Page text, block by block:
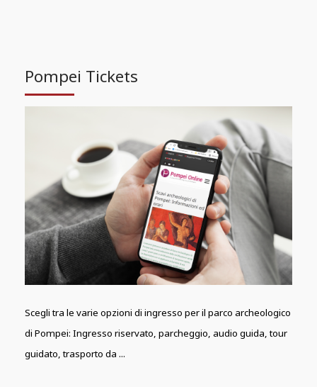
Pompei Tickets
Scegli tra le varie opzioni di ingresso per il parco archeologico
di Pompei: Ingresso riservato, parcheggio, audio guida, tour
guidato, trasporto da ...